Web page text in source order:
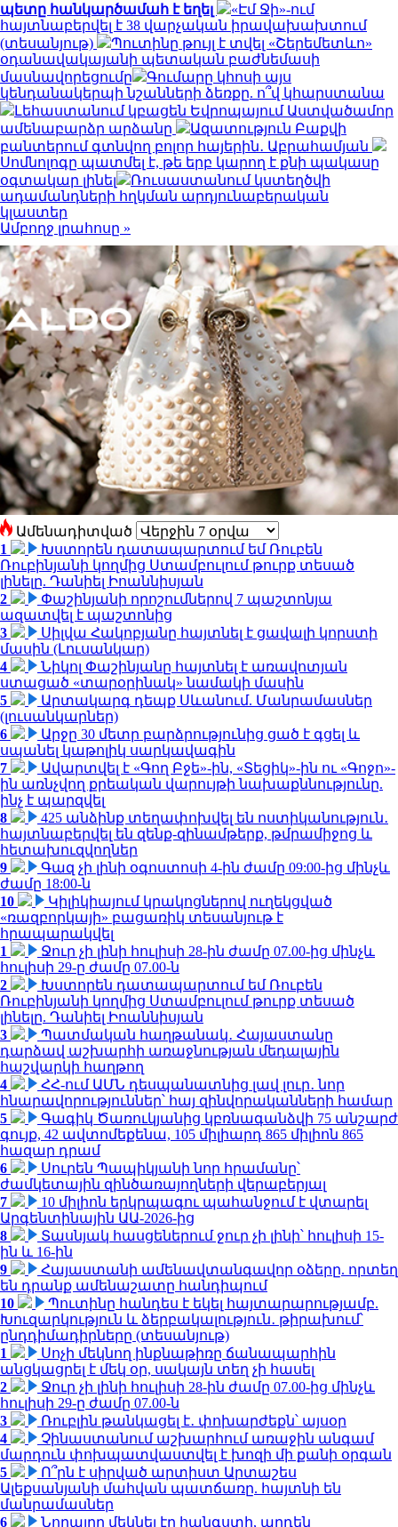
պետը հանկարծամահ է եղել
«Էմ Ջի»-ում
հայտնաբերվել է 38 վարչական իրավախախտում
(տեսանյութ)
Պուտինը թույլ է տվել «Շերեմետևո»
օդանավակայանի պետական բաժնեմասի
մասնավորեցումը
Գումարը կհոսի այս
կենդանակերպի նշանների ձեռքը. ո՞վ կհարստանա
Լեհաստանում կբացեն Եվրոպայում Աստվածամոր
ամենաբարձր արձանը
Ազատություն Բաքվի
բանտերում գտնվող բոլոր հայերին․ Աբրահամյան
Սոմնոլոգը պատմել է, թե երբ կարող է քնի պակասը
օգտակար լինել
Ռուսաստանում կստեղծվի
ադամանդների հղկման արդյունաբերական
կլաստեր
Ամբողջ լրահոսը »
Ամենադիտված
1
Խստորեն դատապարտում եմ Ռուբեն
Ռուբինյանի կողմից Ստամբուլում թուրք տեսած
լինելը. Դանիել Իոաննիսյան
2
Փաշինյանի որոշումներով 7 պաշտոնյա
ազատվել է պաշտոնից
3
Սիլվա Հակոբյանը հայտնել է ցավալի կորստի
մասին (Լուսանկար)
4
Նիկոլ Փաշինյանը հայտնել է առավոտյան
ստացած «տարօրինակ» նամակի մասին
5
Արտակարգ դեպք Սևանում. Մանրամասներ
(լուսանկարներ)
6
Արջը 30 մետր բարձրությունից ցած է գցել և
սպանել կաթոլիկ սարկավագին
7
Ավարտվել է «Գող Բջե»-ին, «Տեցիկ»-ին ու «Գոջո»-
ին առնչվող քրեական վարույթի նախաքննությունը.
ինչ է պարզվել
8
425 անձինք տեղափոխվել են ոստիկանություն․
հայտնաբերվել են զենք-զինամթերք, թմրամիջոց և
հետախուզվողներ
9
Գազ չի լինի օգոստոսի 4-ին ժամը 09:00-ից մինչև
ժամը 18:00-ն
10
Կիլիկիայում կրակոցներով ուղեկցված
«ռազբորկայի» բացառիկ տեսանյութ է
հրապարակվել
1
Ջուր չի լինի հուլիսի 28-ին ժամը 07.00-ից մինչև
հուլիսի 29-ը ժամը 07.00-ն
2
Խստորեն դատապարտում եմ Ռուբեն
Ռուբինյանի կողմից Ստամբուլում թուրք տեսած
լինելը. Դանիել Իոաննիսյան
3
Պատմական հաղթանակ․ Հայաստանը
դարձավ աշխարհի առաջնության մեդալային
հաշվարկի հաղթող
4
ՀՀ-ում ԱՄՆ դեսպանատնից լավ լուր․ նոր
հնարավորություններ՝ հայ զինվորականների համար
5
Գագիկ Ծառուկյանից կբռնագանձվի 75 անշարժ
գույք, 42 ավտոմեքենա, 105 միլիարդ 865 միլիոն 865
հազար դրամ
6
Սուրեն Պապիկյանի նոր հրամանը՝
ժամկետային զինծառայողների վերաբերյալ
7
10 միլիոն երկրպագու պահանջում է վտարել
Արգենտինային ԱԱ-2026-ից
8
Տասնյակ հասցեներում ջուր չի լինի՝ հուլիսի 15-
ին և 16-ին
9
Հայաստանի ամենավտանգավոր օձերը. որտեղ
են դրանք ամենաշատը հանդիպում
10
Պուտինը հանդես է եկել հայտարարությամբ.
Խուզարկություն և ձերբակալություն․ թիրախում՝
ընդդիմադիրները (տեսանյութ)
1
Սոչի մեկնող ինքնաթիռը ճանապարհին
անցկացրել է մեկ օր, սակայն տեղ չի հասել
2
Ջուր չի լինի հուլիսի 28-ին ժամը 07.00-ից մինչև
հուլիսի 29-ը ժամը 07.00-ն
3
Ռուբլին թանկացել է․ փոխարժեքն՝ այսօր
4
Չինաստանում աշխարհում առաջին անգամ
մարդուն փոխպատվաստվել է խոզի մի քանի օրգան
5
Ո՞րն է սիրված արտիստ Արտաշես
Ալեքսանյանի մահվան պատճառը. հայտնի են
մանրամասներ
6
Նորայրը մեկնել էր հանգստի, արդեն